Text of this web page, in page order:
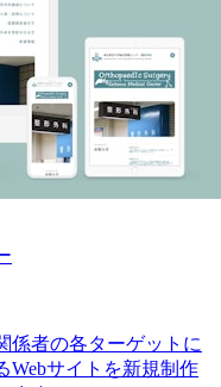
係者の各ターゲットに
Webサイトを新規制作